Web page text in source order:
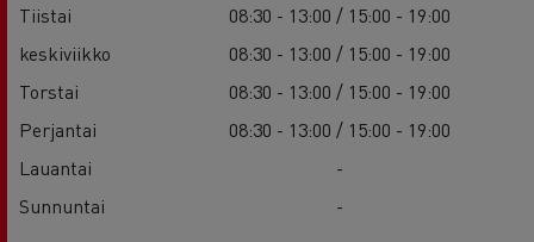
Tiistai
08:30 - 13:00 / 15:00 - 19:00
keskiviikko
08:30 - 13:00 / 15:00 - 19:00
Torstai
08:30 - 13:00 / 15:00 - 19:00
Perjantai
08:30 - 13:00 / 15:00 - 19:00
Lauantai
-
Sunnuntai
-